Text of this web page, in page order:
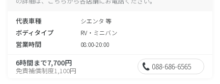
代表車種 シエンタ 等
ボディタイプ RV・ミニバン
営業時間 08:00-20:00
6時間まで7,700円
免責補償制度1,100円 088-686-6565